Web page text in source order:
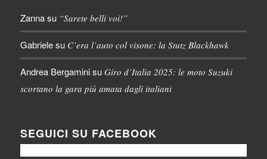
Zannasu “Sarete belli voi!”
Gabrielesu C’era l’auto col visone: la Stutz Blackhawk
Andrea Bergaminisu Giro d’Italia 2025: le moto Suzuki
scortano la gara più amata dagli italiani
SEGUICI SU FACEBOOK